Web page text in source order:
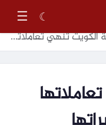
☾
☰
تُنهي تعاملاتها اليوم على تباين مؤشراتها